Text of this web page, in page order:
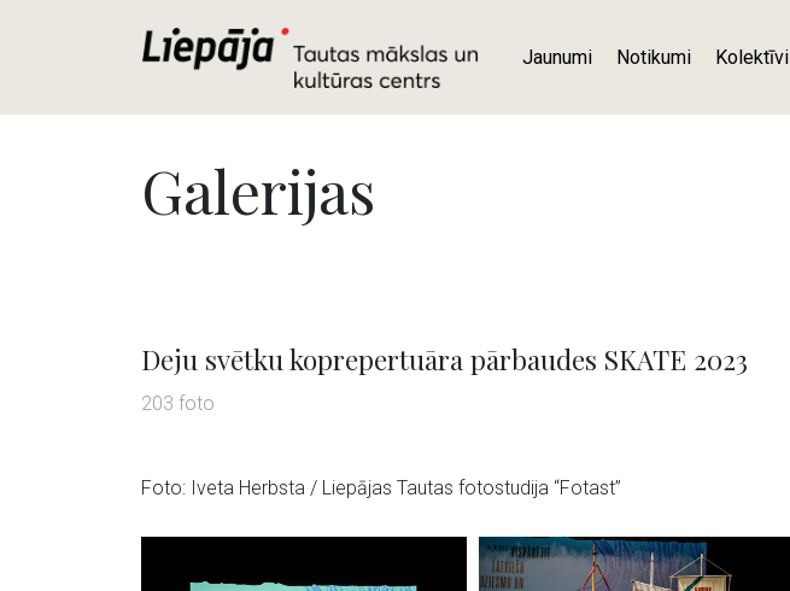
Jaunumi Notikumi Kolektīvi
Galerijas
Deju svētku koprepertuāra pārbaudes SKATE 2023
203 foto
Foto: Iveta Herbsta / Liepājas Tautas fotostudija “Fotast”